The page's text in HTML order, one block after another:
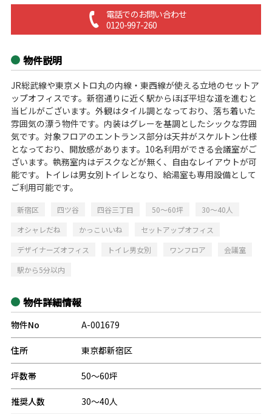
電話でのお問い合わせ
0120-997-260
物件説明
JR総武線や東京メトロ丸の内線・東西線が使える立地のセットア
ップオフィスです。新宿通りに近く駅からほぼ平坦な道を進むと
当ビルがございます。外観はタイル調となっており、落ち着いた
雰囲気の漂う物件です。内装はグレーを基調としたシックな雰囲
気です。対象フロアのエントランス部分は天井がスケルトン仕様
となっており、開放感があります。10名利用ができる会議室がご
ざいます。執務室内はデスクなどが無く、自由なレイアウトが可
能です。トイレは男女別トイレとなり、給湯室も専用設備として
ご利用可能です。
新宿区 四ツ谷 四谷三丁目 50～60坪
30～40人
オシャレだね
かっこいいね
セットアップオフィス
デザイナーズオフィス
トイレ男女別 ワンフロア
会議室
駅から5分以内
物件詳細情報
物件No A-001679
住所 東京都新宿区
坪数帯 50～60坪
推奨人数 30～40人